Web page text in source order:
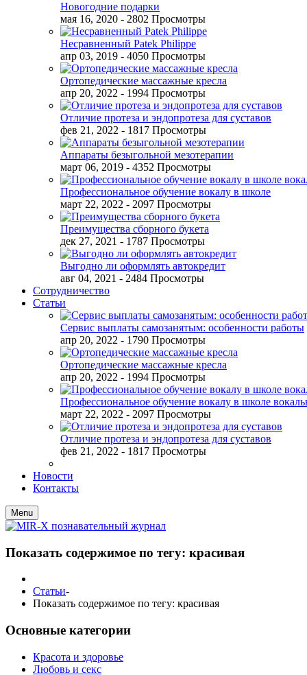
Новогодние подарки
мая 16, 2020 - 2802 Просмотры
Несравненный Patek Philippe
апр 03, 2019 - 4050 Просмотры
Ортопедические массажные кресла
апр 20, 2022 - 1994 Просмотры
Отличие протеза и эндопротеза для суставов
фев 21, 2022 - 1817 Просмотры
Аппараты безыгольной мезотерапии
март 06, 2019 - 4352 Просмотры
Профессиональное обучение вокалу в школе
март 22, 2022 - 2097 Просмотры
Преимущества сборного букета
дек 27, 2021 - 1787 Просмотры
Выгодно ли оформлять автокредит
авг 04, 2021 - 2484 Просмотры
Сотрудничество
Статьи
Сервис выплаты самозанятым: особенности работы
апр 20, 2022 - 1790 Просмотры
Ортопедические массажные кресла
апр 20, 2022 - 1994 Просмотры
Профессиональное обучение вокалу в школе
март 22, 2022 - 2097 Просмотры
Отличие протеза и эндопротеза для суставов
фев 21, 2022 - 1817 Просмотры
Новости
Контакты
Menu
Показать содержимое по тегу: красивая
Статьи-
Показать содержимое по тегу: красивая
Основные категории
Красота и здоровье
Любовь и секс